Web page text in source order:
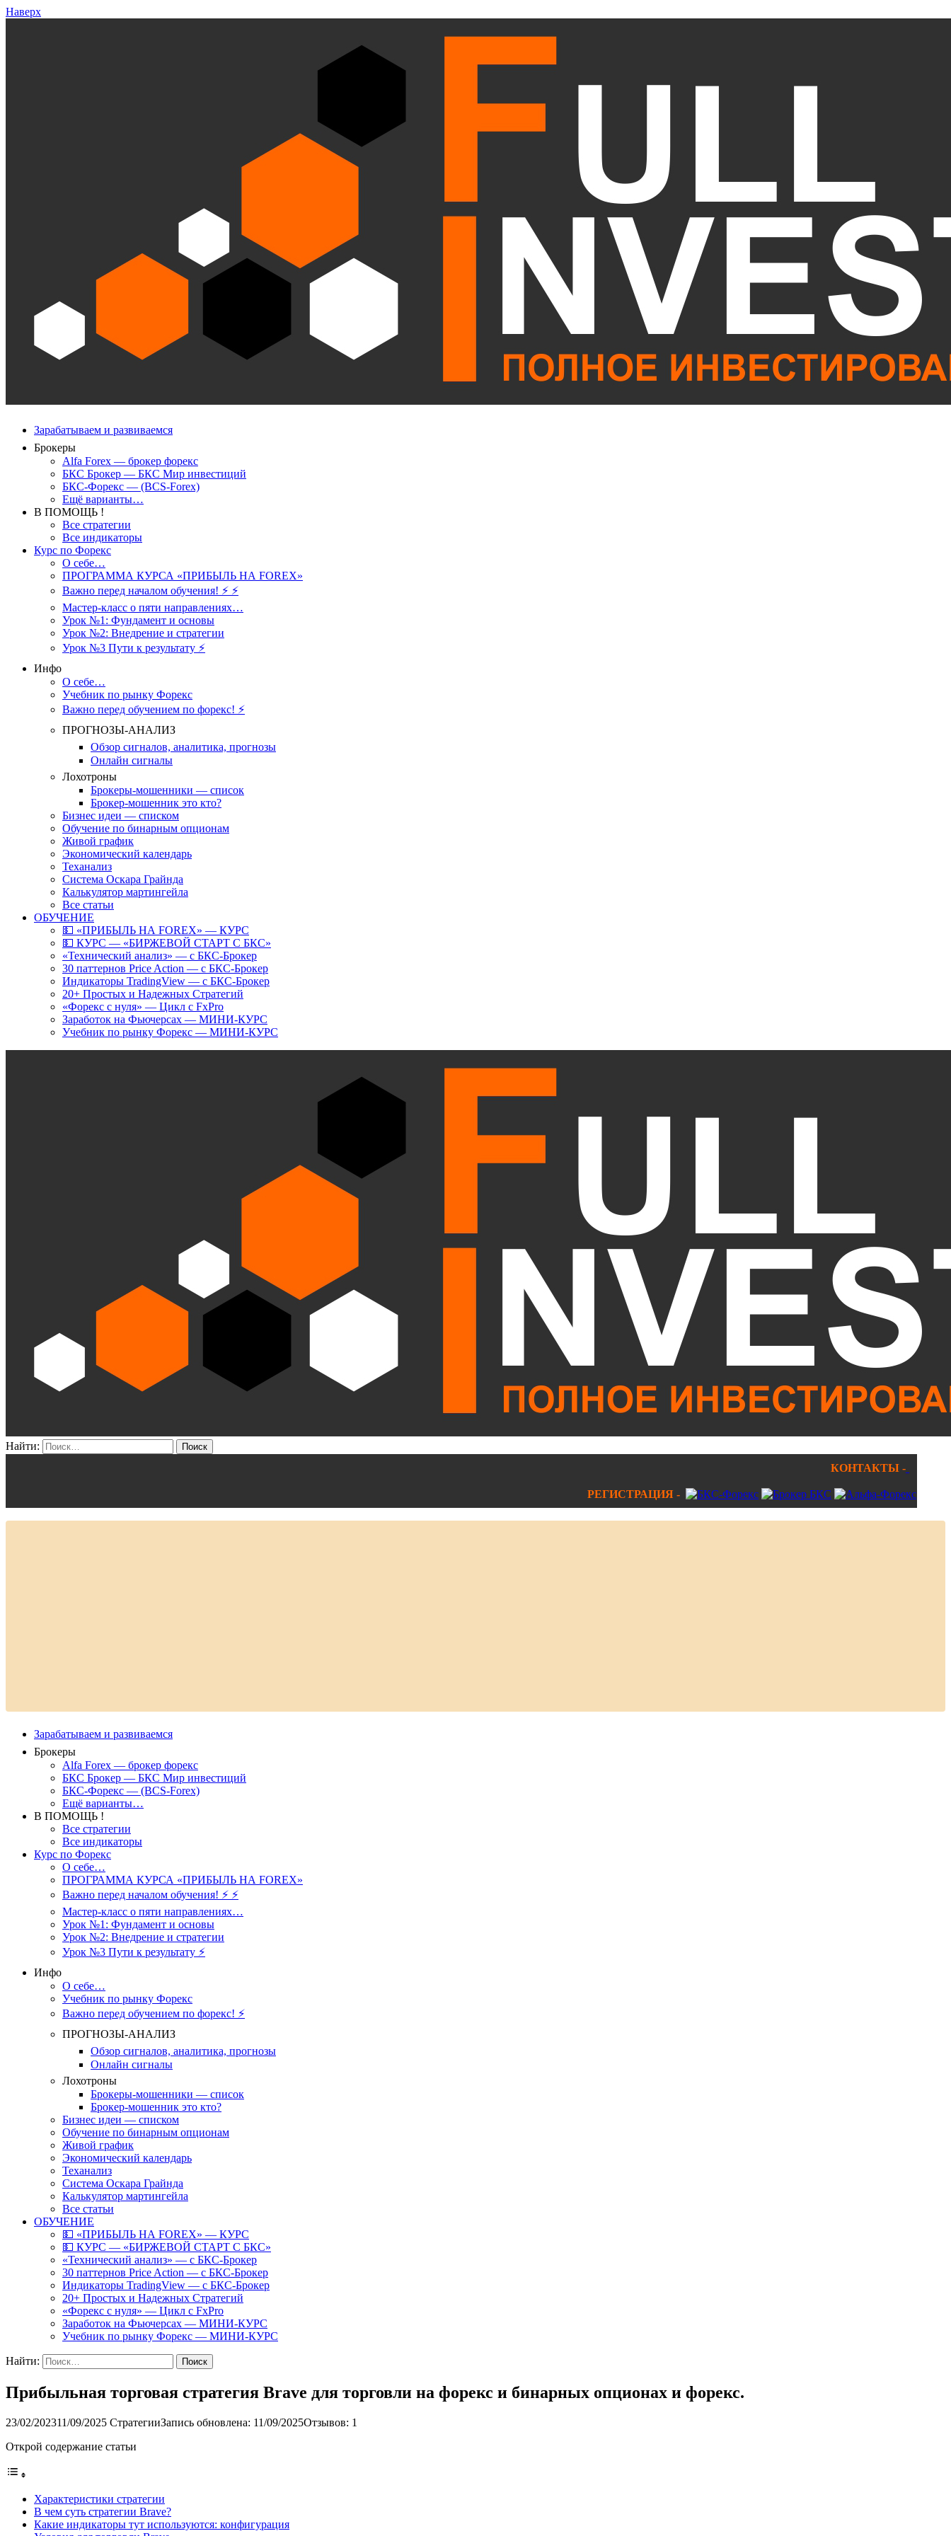
Наверх
Зарабатываем и развиваемся
Брокеры
Alfa Forex — брокер форекс
БКС Брокер — БКС Мир инвестиций
БКС-Форекс — (BCS-Forex)
Ещё варианты…
В ПОМОЩЬ !
Все стратегии
Все индикаторы
Курс по Форекс
О себе…
ПРОГРАММА КУРСА «ПРИБЫЛЬ НА FOREX»
Важно перед началом обучения! ⚡ ⚡
Мастер-класс о пяти направлениях…
Урок №1: Фундамент и основы
Урок №2: Внедрение и стратегии
Урок №3 Пути к результату ⚡️
Инфо
О себе…
Учебник по рынку Форекс
Важно перед обучением по форекс! ⚡
ПРОГНОЗЫ-АНАЛИЗ
Обзор сигналов, аналитика, прогнозы
Онлайн сигналы
Лохотроны
Брокеры-мошенники — список
Брокер-мошенник это кто?
Бизнес идеи — списком
Обучение по бинарным опционам
Живой график
Экономический календарь
Теханализ
Система Оскара Грайнда
Калькулятор мартингейла
Все статьи
ОБУЧЕНИЕ
💵 «ПРИБЫЛЬ НА FOREX» — КУРС
💵 КУРС — «БИРЖЕВОЙ СТАРТ С БКС»
«Технический анализ» — с БКС-Брокер
30 паттернов Price Action — с БКС-Брокер
Индикаторы TradingView — с БКС-Брокер
20+ Простых и Надежных Стратегий
«Форекс с нуля» — Цикл с FxPro
Заработок на Фьючерсах — МИНИ-КУРС
Учебник по рынку Форекс — МИНИ-КУРС
Найти:
КОНТАКТЫ -
РЕГИСТРАЦИЯ -
Зарабатываем и развиваемся
Брокеры
Alfa Forex — брокер форекс
БКС Брокер — БКС Мир инвестиций
БКС-Форекс — (BCS-Forex)
Ещё варианты…
В ПОМОЩЬ !
Все стратегии
Все индикаторы
Курс по Форекс
О себе…
ПРОГРАММА КУРСА «ПРИБЫЛЬ НА FOREX»
Важно перед началом обучения! ⚡ ⚡
Мастер-класс о пяти направлениях…
Урок №1: Фундамент и основы
Урок №2: Внедрение и стратегии
Урок №3 Пути к результату ⚡️
Инфо
О себе…
Учебник по рынку Форекс
Важно перед обучением по форекс! ⚡
ПРОГНОЗЫ-АНАЛИЗ
Обзор сигналов, аналитика, прогнозы
Онлайн сигналы
Лохотроны
Брокеры-мошенники — список
Брокер-мошенник это кто?
Бизнес идеи — списком
Обучение по бинарным опционам
Живой график
Экономический календарь
Теханализ
Система Оскара Грайнда
Калькулятор мартингейла
Все статьи
ОБУЧЕНИЕ
💵 «ПРИБЫЛЬ НА FOREX» — КУРС
💵 КУРС — «БИРЖЕВОЙ СТАРТ С БКС»
«Технический анализ» — с БКС-Брокер
30 паттернов Price Action — с БКС-Брокер
Индикаторы TradingView — с БКС-Брокер
20+ Простых и Надежных Стратегий
«Форекс с нуля» — Цикл с FxPro
Заработок на Фьючерсах — МИНИ-КУРС
Учебник по рынку Форекс — МИНИ-КУРС
Найти:
Прибыльная торговая стратегия Brave для торговли на форекс и бинарных опционах и форекс.
23/02/202311/09/2025 СтратегииЗапись обновлена: 11/09/2025Отзывов: 1
Открой содержание статьи
Характеристики стратегии
В чем суть стратегии Brave?
Какие индикаторы тут используются: конфигурация